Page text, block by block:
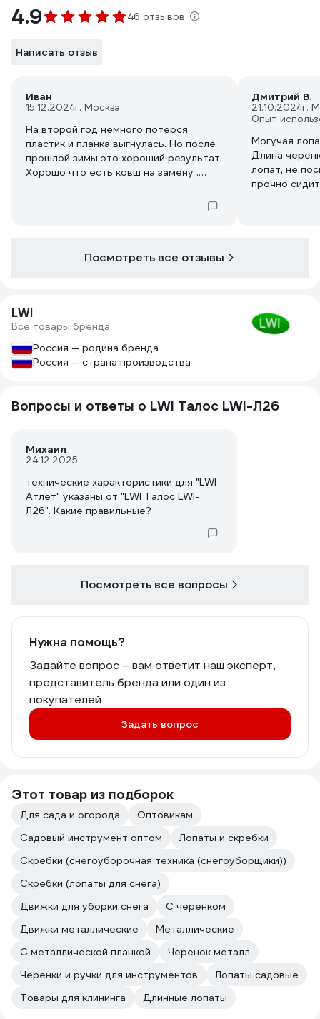
4.9 46 отзывов
Написать отзыв
Иван
15.12.2024г. Москва
На второй год немного потерся
пластик и планка выгнулась. Но после
прошлой зимы это хороший результат.
Хорошо что есть ковш на замену .
Дмитрий В.
21.10.2024г.
Опыт
Могучая
Длина
лопат, не
прочно
Посмотреть все отзывы
LWI
Все товары бренда
Россия — родина бренда
Россия — страна производства
Вопросы и ответы о LWI Талос LWI-Л26
Михаил
24.12.2025
технические характеристики для "LWI
Атлет" указаны от "LWI Талос LWI-
Л26". Какие правильные?
Посмотреть все вопросы
Нужна помощь?
Задайте вопрос – вам ответит наш эксперт,
представитель бренда или один из
покупателей
Задать вопрос
Этот товар из подборок
Для сада и огорода
Оптовикам
Садовый инструмент оптом
Лопаты и скребки
Скребки (снегоуборочная техника (снегоуборщики))
Скребки (лопаты для снега)
Движки для уборки снега
С черенком
Движки металлические
Металлические
С металлической планкой
Черенок металл
Черенки и ручки для инструментов
Лопаты садовые
Товары для клининга
Длинные лопаты